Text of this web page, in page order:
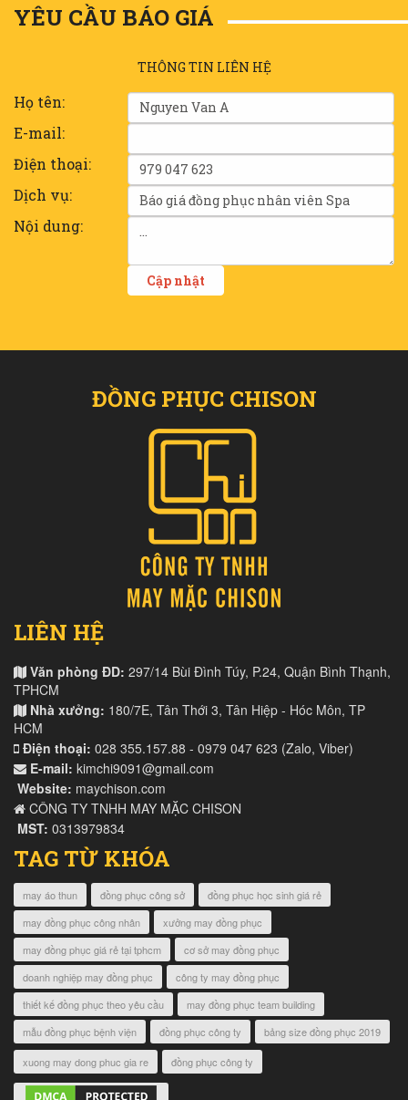
YÊU CẦU BÁO GIÁ
THÔNG TIN LIÊN HỆ
Họ tên:
E-mail:
Điện thoại:
Dịch vụ:
Nội dung:
ĐỒNG PHỤC CHISON
LIÊN HỆ
Văn phòng ĐD: 297/14 Bùi Đình Túy, P.24, Quận Bình Thạnh,
TPHCM
Nhà xưởng: 180/7E, Tân Thới 3, Tân Hiệp - Hóc Môn, TP
HCM
Điện thoại: 028 355.157.88 - 0979 047 623 (Zalo, Viber)
E-mail: kimchi9091@gmail.com
Website: maychison.com
CÔNG TY TNHH MAY MẶC CHISON
MST: 0313979834
TAG TỪ KHÓA
may áo thun đồng phục công sở
đồng phục học sinh giá rẻ
may đồng phục công nhân
xưởng may đồng phục
may đồng phục giá rẻ tại tphcm
cơ sở may đồng phục
doanh nghiệp may đồng phục
công ty may đồng phục
thiết kế đồng phục theo yêu cầu
may đồng phục team building
mẫu đồng phục bệnh viện
đồng phục công ty bảng size đồng phục 2019
xuong may dong phuc gia re đồng phục công ty